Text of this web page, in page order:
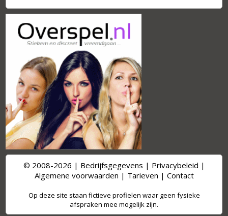
© 2008-2026 | Bedrijfsgegevens | Privacybeleid |
Algemene voorwaarden | Tarieven | Contact
Op deze site staan fictieve profielen waar geen fysieke
afspraken mee mogelijk zijn.